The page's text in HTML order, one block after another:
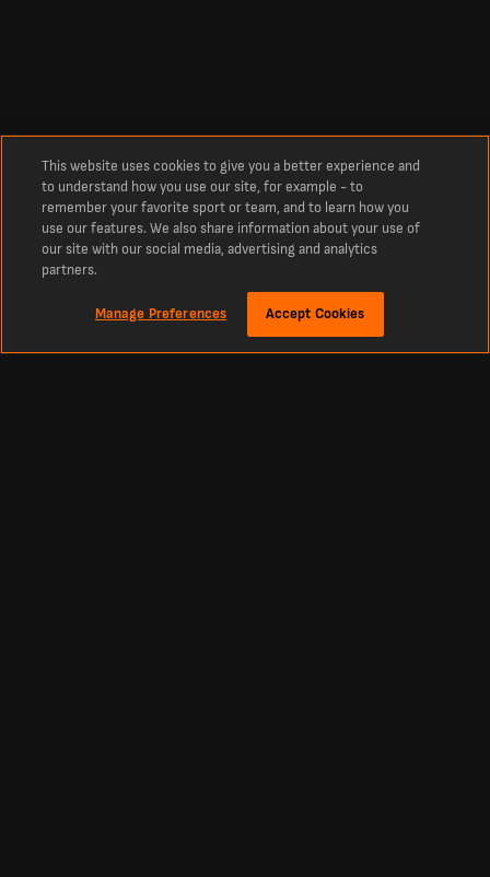
This website uses cookies to give you a better experience and
to understand how you use our site, for example - to
remember your favorite sport or team, and to learn how you
use our features. We also share information about your use of
our site with our social media, advertising and analytics
partners.
Manage Preferences Accept Cookies